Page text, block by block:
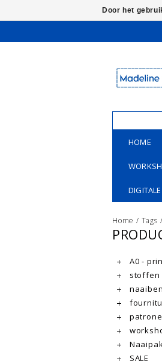
HOME
Home / Tags
A0 -
stoffen
SALE
Door het